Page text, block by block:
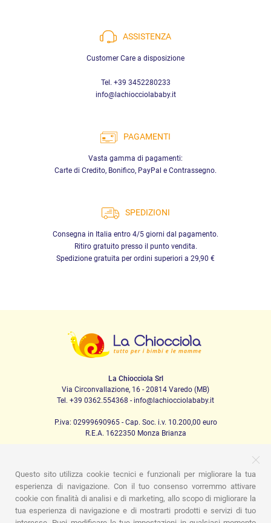
ASSISTENZA
Customer Care a disposizione
Tel. +39 3452280233
info@lachiocciolababy.it
PAGAMENTI
Vasta gamma di pagamenti:
Carte di Credito, Bonifico, PayPal e Contrassegno.
SPEDIZIONI
Consegna in Italia entro 4/5 giorni dal pagamento.
Ritiro gratuito presso il punto vendita.
Spedizione gratuita per ordini superiori a 29,90 €
La Chiocciola Srl
Via Circonvallazione, 16 - 20814 Varedo (MB)
Tel. +39 0362.554368 - info@lachiocciolababy.it
P.iva: 02999690965 - Cap. Soc. i.v. 10.200,00 euro
R.E.A. 1622350 Monza Brianza
PRODOTTI
Passeggio
Seggiolini Auto A casa Pappa
Nanna
Igiene
Mamma e bebè Abbigliamento Gioco
Gift card
Kit baby set
Idee regalo Camerette Promozioni
Questo sito utilizza cookie tecnici e funzionali per migliorare la tua
esperienza di navigazione. Con il tuo consenso vorremmo attivare
cookie con finalità di analisi e di marketing, allo scopo di migliorare la
tua esperienza di navigazione e di mostrarti prodotti e servizi di tuo